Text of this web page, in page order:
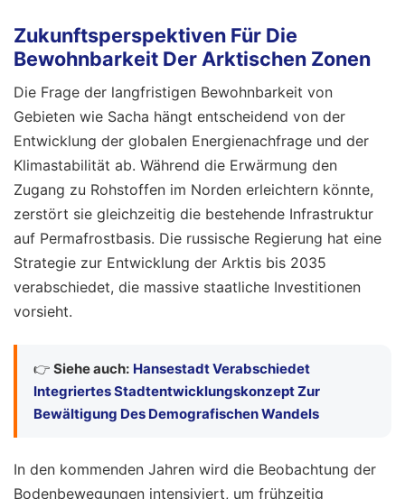
Zukunftsperspektiven Für Die
Bewohnbarkeit Der Arktischen Zonen
Die Frage der langfristigen Bewohnbarkeit von
Gebieten wie Sacha hängt entscheidend von der
Entwicklung der globalen Energienachfrage und der
Klimastabilität ab. Während die Erwärmung den
Zugang zu Rohstoffen im Norden erleichtern könnte,
zerstört sie gleichzeitig die bestehende Infrastruktur
auf Permafrostbasis. Die russische Regierung hat eine
Strategie zur Entwicklung der Arktis bis 2035
verabschiedet, die massive staatliche Investitionen
vorsieht.
👉 Siehe auch: Hansestadt Verabschiedet
Integriertes Stadtentwicklungskonzept Zur
Bewältigung Des Demografischen Wandels
In den kommenden Jahren wird die Beobachtung der
Bodenbewegungen intensiviert, um frühzeitig